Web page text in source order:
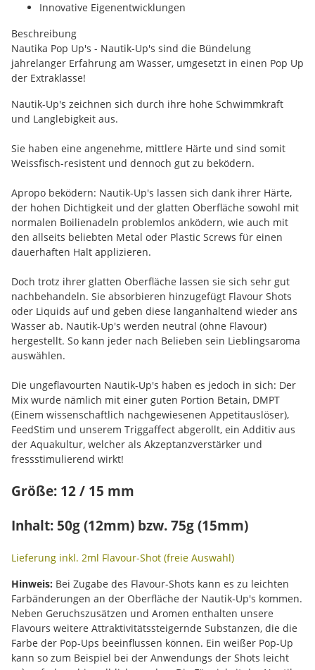
Innovative Eigenentwicklungen
Beschreibung
Nautika Pop Up's - Nautik-Up's sind die Bündelung
jahrelanger Erfahrung am Wasser, umgesetzt in einen Pop Up
der Extraklasse!
Nautik-Up's zeichnen sich durch ihre hohe Schwimmkraft
und Langlebigkeit aus.
Sie haben eine angenehme, mittlere Härte und sind somit
Weissfisch-resistent und dennoch gut zu beködern.
Apropo beködern: Nautik-Up's lassen sich dank ihrer Härte,
der hohen Dichtigkeit und der glatten Oberfläche sowohl mit
normalen Boilienadeln problemlos anködern, wie auch mit
den allseits beliebten Metal oder Plastic Screws für einen
dauerhaften Halt applizieren.
Doch trotz ihrer glatten Oberfläche lassen sie sich sehr gut
nachbehandeln. Sie absorbieren hinzugefügt Flavour Shots
oder Liquids auf und geben diese langanhaltend wieder ans
Wasser ab. Nautik-Up's werden neutral (ohne Flavour)
hergestellt. So kann jeder nach Belieben sein Lieblingsaroma
auswählen.
Die ungeflavourten Nautik-Up's haben es jedoch in sich: Der
Mix wurde nämlich mit einer guten Portion Betain, DMPT
(Einem wissenschaftlich nachgewiesenen Appetitauslöser),
FeedStim und unserem Triggaffect abgerollt, ein Additiv aus
der Aquakultur, welcher als Akzeptanzverstärker und
fressstimulierend wirkt!
Größe: 12 / 15 mm
Inhalt: 50g (12mm) bzw. 75g (15mm)
Lieferung inkl. 2ml Flavour-Shot (freie Auswahl)
Hinweis: Bei Zugabe des Flavour-Shots kann es zu leichten
Farbänderungen an der Oberfläche der Nautik-Up's kommen.
Neben Geruchszusätzen und Aromen enthalten unsere
Flavours weitere Attraktivitätssteigernde Substanzen, die die
Farbe der Pop-Ups beeinflussen können. Ein weißer Pop-Up
kann so zum Beispiel bei der Anwendungs der Shots leicht